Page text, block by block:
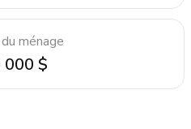
ménage
000 $